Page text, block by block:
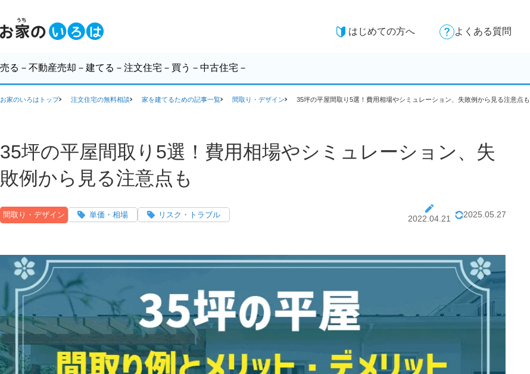
はじめての方へ よくある質問
売る －不動産売却－ 建てる －注文住宅－ 買う －中古住宅－
お家のいろはトップ 注文住宅の無料相談 家を建てるための記事一覧 間取り・デザイン 35坪の平屋間取り5選！費用相場やシミュレーション、失敗例から見る注意点も
35坪の平屋間取り5選！費用相場やシミュレーション、失
敗例から見る注意点も
間取り・デザイン 単価・相場 リスク・トラブル 2022.04.21 2025.05.27